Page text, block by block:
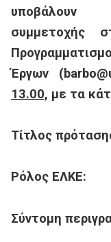
συμμετοχής
Έργων
13.00, με τα
Τίτλος
Ρόλος ΕΛΚΕ:
Σύντομη